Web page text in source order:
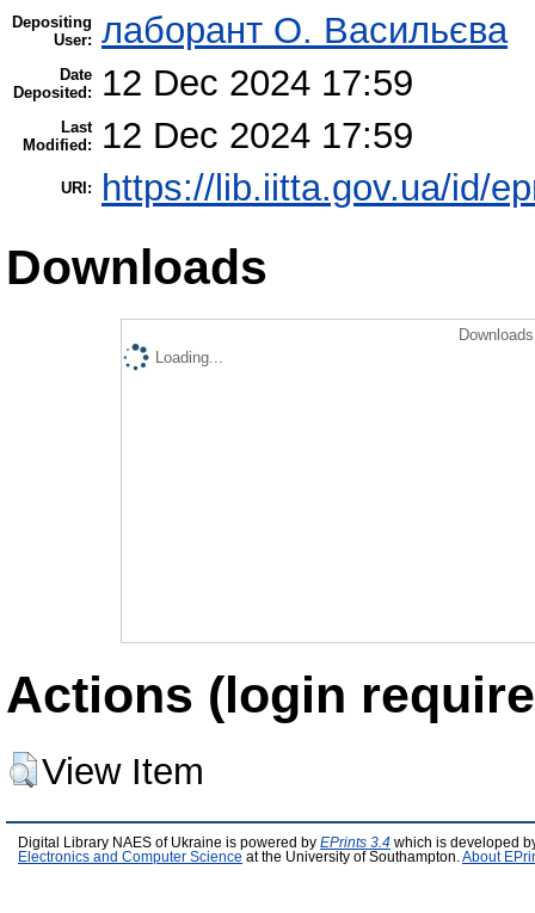
Depositing
User: лаборант О. Васильєва
Date
Deposited:
12 Dec 2024 17:59
Last
Modified:
12 Dec 2024 17:59
URI: https://lib.iitta.gov.ua/id/
Downloads
Loading...
Actions (login
View Item
Digital Library NAES of Ukraine is powered by EPrints 3.4 which is developed
Electronics and Computer Science at the University of Southampton. About